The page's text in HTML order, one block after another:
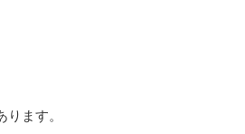
ます。